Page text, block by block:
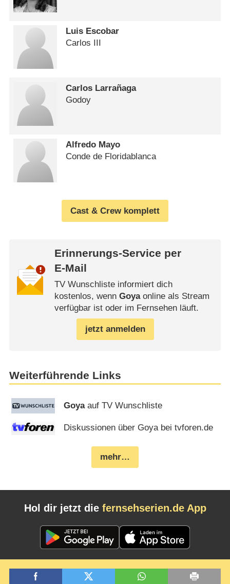
Luis Escobar
Carlos III
Carlos Larrañaga
Godoy
Alfredo Mayo
Conde de Floridablanca
Cast & Crew komplett
Erinnerungs-Service per
E-Mail
TV Wunschliste informiert dich
kostenlos, wenn Goyaonline als Stream
verfügbar ist oder im Fernsehen läuft.
jetzt anmelden
Weiterführende Links
Goyaauf TV Wunschliste
Diskussionen über Goya bei tvforen.de
mehr…
Hol dir jetzt die fernsehserien.de App